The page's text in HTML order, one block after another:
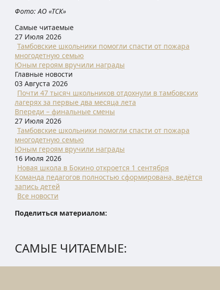
Фото: АО «ТСК»
Самые читаемые
27 Июля 2026
Тамбовские школьники помогли спасти от пожара
многодетную семью
Юным героям вручили награды
Главные новости
03 Августа 2026
Почти 47 тысяч школьников отдохнули в тамбовских
лагерях за первые два месяца лета
Впереди – финальные смены
27 Июля 2026
Тамбовские школьники помогли спасти от пожара
многодетную семью
Юным героям вручили награды
16 Июля 2026
Новая школа в Бокино откроется 1 сентября
Команда педагогов полностью сформирована, ведётся
запись детей
Все новости
Поделиться материалом:
САМЫЕ ЧИТАЕМЫЕ: